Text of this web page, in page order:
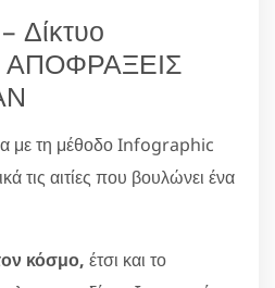
Δίκτυο
ΑΠΟΦΡΑΞΕΙΣ
με τη μέθοδο Infographic
τις αιτίες που βουλώνει ένα
κόσμο, έτσι και το